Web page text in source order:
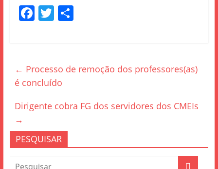
F
b
o
o
T S
← Processo de remoção dos professores(as)
é concluído
Dirigente cobra FG dos servidores dos CMEIs
→
PESQUISAR